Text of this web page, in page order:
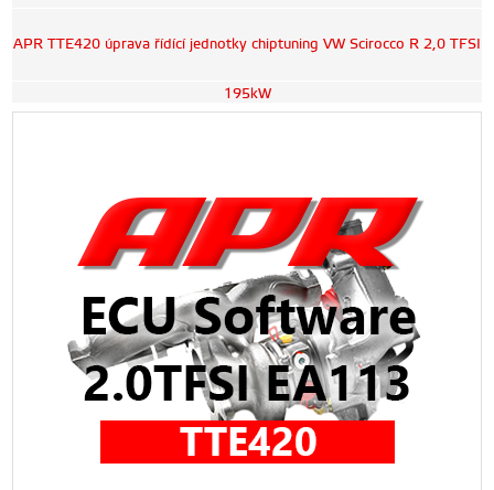
APR TTE420 úprava řídící jednotky chiptuning VW Scirocco R 2,0 TFSI
195kW